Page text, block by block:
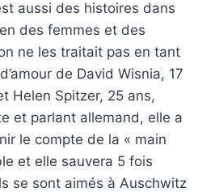
aussi des histoires dans
des femmes et des
ne les traitait pas en tant
de David Wisnia, 17
Helen Spitzer, 25 ans,
et parlant allemand, elle a
le compte de la « main
et elle sauvera 5 fois
se sont aimés à Auschwitz